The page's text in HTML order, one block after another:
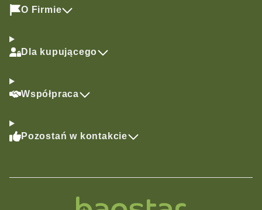
O Firmie
Dla kupującego
Współpraca
Pozostań w kontakcie